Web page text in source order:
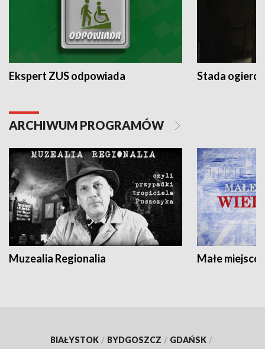
Ekspert ZUS odpowiada Stada
ARCHIWUM PROGRAMÓW
Muzealia Regionalia Małe
BIAŁYSTOK / BYDGOSZCZ / GDAŃSK /